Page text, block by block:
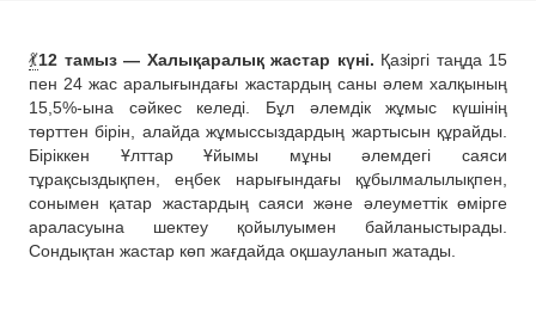
💃12 тамыз — Халықаралық жастар күні. Қазіргі таңда 15
пен 24 жас аралығындағы жастардың саны әлем халқының
15,5%-ына сәйкес келеді. Бұл әлемдік жұмыс күшінің
төрттен бірін, алайда жұмыссыздардың жартысын құрайды.
Біріккен Ұлттар Ұйымы мұны әлемдегі саяси
тұрақсыздықпен, еңбек нарығындағы құбылмалылықпен,
сонымен қатар жастардың саяси және әлеуметтік өмірге
араласуына шектеу қойылуымен байланыстырады.
Сондықтан жастар көп жағдайда оқшауланып жатады.